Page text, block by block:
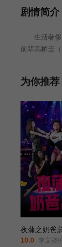
剧情简介
生活奢侈、
前辈高桥圭
慢找到前进
为你推荐
夜蒲之奶爸
10.0 李文骁/侯